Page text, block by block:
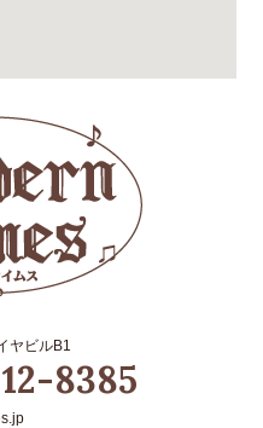
ヤビルB1
8385